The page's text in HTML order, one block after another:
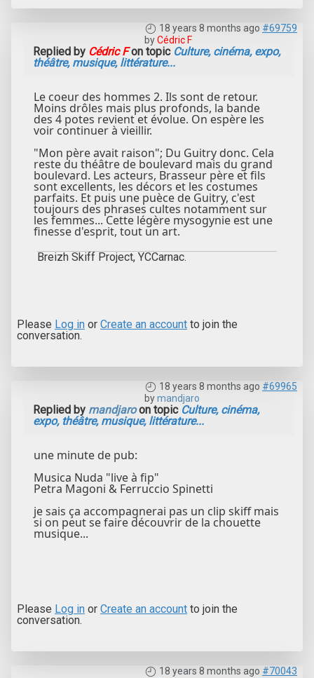
18 years 8 months ago #69759
byCédric F
Replied by Cédric Fon topic Culture, cinéma, expo,
théâtre, musique, littérature...
Le coeur des hommes 2. Ils sont de retour.
Moins drôles mais plus profonds, la bande
des 4 potes revient et évolue. On espère les
voir continuer à vieillir.
"Mon père avait raison"; Du Guitry donc. Cela
reste du théâtre de boulevard mais du grand
boulevard. Les acteurs, Brasseur père et fils
sont excellents, les décors et les costumes
parfaits. Et puis une puèce de Guitry, c'est
toujours des phrases cultes notamment sur
les femmes... Cette légère mysogynie est une
finesse d'esprit, tout un art.
Breizh Skiff Project, YCCarnac.
Please Log in or Create an account to join the
conversation.
18 years 8 months ago #69965
bymandjaro
Replied by mandjaroon topic Culture, cinéma,
expo, théâtre, musique, littérature...
une minute de pub:
Musica Nuda "live à fip"
Petra Magoni & Ferruccio Spinetti
je sais ça accompagnerai pas un clip skiff mais
si on peut se faire découvrir de la chouette
musique...
Please Log in or Create an account to join the
conversation.
18 years 8 months ago #70043